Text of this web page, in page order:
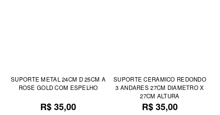
SUPORTE METAL 24CM D 25CM A
ROSE GOLD COM ESPELHO
R$ 35,00
SUPORTE CERAMICO REDONDO
3 ANDARES 27CM DIAMETRO X
27CM ALTURA
R$ 35,00